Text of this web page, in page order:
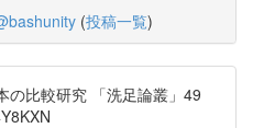
(投稿一覧)
の比較研究 「洗足論叢」49